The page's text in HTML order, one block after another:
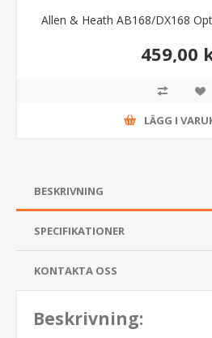
Allen & Heath AB168/DX168
459,00
LÄGG I
BESKRIVNING
SPECIFIKATIONER
KONTAKTA OSS
Beskrivning: